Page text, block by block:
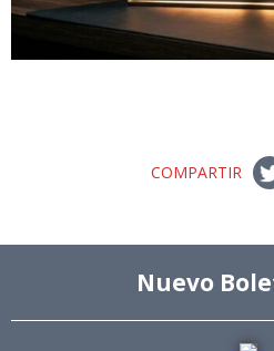
COMPARTIR
Nuevo